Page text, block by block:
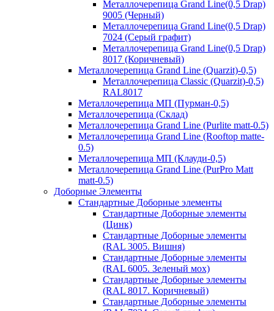
Металлочерепица Grand Line(0,5 Drap)
9005 (Черный)
Металлочерепица Grand Line(0,5 Drap)
7024 (Серый графит)
Металлочерепица Grand Line(0,5 Drap)
8017 (Коричневый)
Металлочерепица Grand Line (Quarzit)-0,5)
Металлочерепица Classic (Quarzit)-0,5)
RAL8017
Металлочерепица МП (Пурман-0,5)
Металлочерепица (Склад)
Металлочерепица Grand Line (Purlite matt-0.5)
Металлочерепица Grand Line (Rooftop matte-
0.5)
Металлочерепица МП (Клауди-0,5)
Металлочерепица Grand Line (PurPro Matt
matt-0.5)
Доборные Элементы
Стандартные Доборные элементы
Стандартные Доборные элементы
(Цинк)
Стандартные Доборные элементы
(RAL 3005. Вишня)
Стандартные Доборные элементы
(RAL 6005. Зеленый мох)
Стандартные Доборные элементы
(RAL 8017. Коричневый)
Стандартные Доборные элементы